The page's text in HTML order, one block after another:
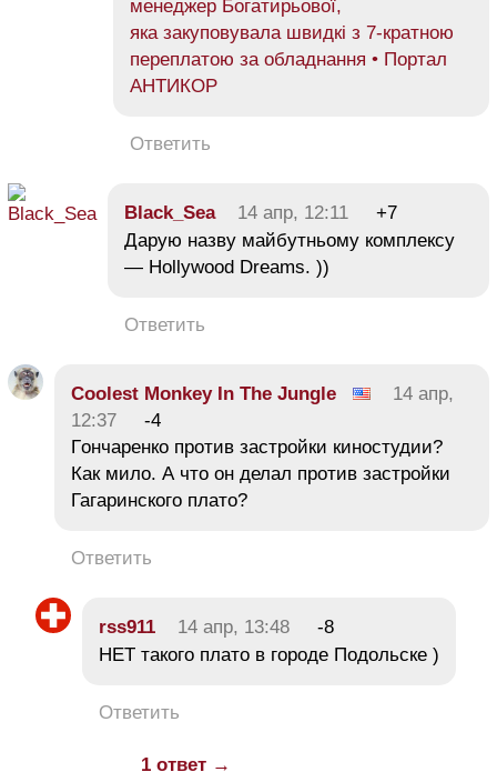
менеджер Богатирьової,
яка закуповувала швидкі з 7-кратною
переплатою за обладнання • Портал
АНТИКОР
Ответить
Black_Sea 14 апр, 12:11
+7
Дарую назву майбутньому комплексу
— Hollywood Dreams. ))
Ответить
Coolest Monkey In The Jungle
14 апр,
12:37
-4
Гoнчарeнко против застройки киностудии?
Как мило. А что он делал против застройки
Гагаринского плато?
Ответить
rss911 14 апр, 13:48
-8
НЕТ такого плато в городе Подольске )
Ответить
1 ответ →